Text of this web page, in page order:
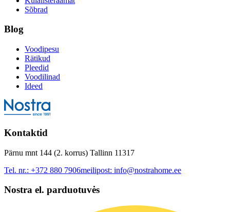
Sõbrad
Blog
Voodipesu
Rätikud
Pleedid
Voodilinad
Ideed
Kontaktid
Pärnu mnt 144 (2. korrus) Tallinn 11317
Tel. nr.: +372 880 7906meilipost: info@nostrahome.ee
Nostra el. parduotuvės